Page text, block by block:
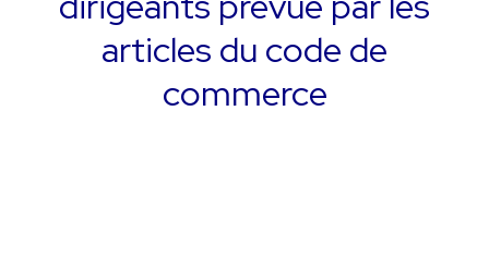
articles du code de
commerce